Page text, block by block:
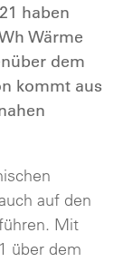
haben
Wärme
dem
kommt aus
auf den
Mit
über dem